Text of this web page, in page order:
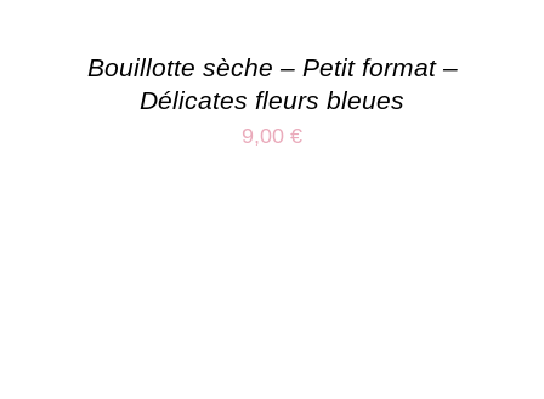
Bouillotte sèche – Petit format –
Délicates fleurs bleues
9,00 €